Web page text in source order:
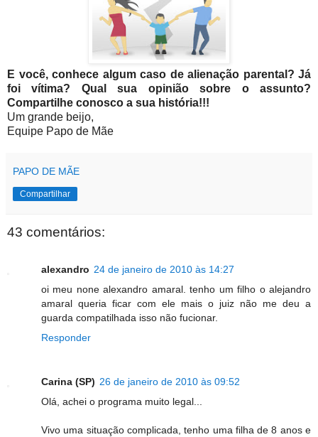
E você, conhece algum caso de alienação parental? Já
foi vítima? Qual sua opinião sobre o assunto?
Compartilhe conosco a sua história!!!
Um grande beijo,
Equipe Papo de Mãe
PAPO DE MÃE
Compartilhar
43 comentários:
alexandro 24 de janeiro de 2010 às 14:27
oi meu none alexandro amaral. tenho um filho o alejandro
amaral queria ficar com ele mais o juiz não me deu a
guarda compatilhada isso não fucionar.
Responder
Carina (SP) 26 de janeiro de 2010 às 09:52
Olá, achei o programa muito legal...
Vivo uma situação complicada, tenho uma filha de 8 anos e